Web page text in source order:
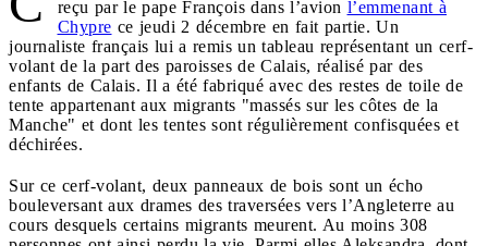
reçu par le pape François dans l’avion l’emmenant à
Chypre ce jeudi 2 décembre en fait partie. Un
journaliste français lui a remis un tableau représentant un cerf-
volant de la part des paroisses de Calais, réalisé par des
enfants de Calais. Il a été fabriqué avec des restes de toile de
tente appartenant aux migrants "massés sur les côtes de la
Manche" et dont les tentes sont régulièrement confisquées et
déchirées.
Sur ce cerf-volant, deux panneaux de bois sont un écho
bouleversant aux drames des traversées vers l’Angleterre au
cours desquels certains migrants meurent. Au moins 308